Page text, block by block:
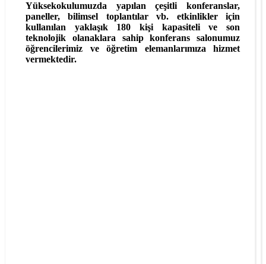
Yüksekokulumuzda yapılan çeşitli konferanslar,
paneller, bilimsel toplantılar vb. etkinlikler için
kullanılan yaklaşık 180 kişi kapasiteli ve son
teknolojik olanaklara sahip konferans salonumuz
öğrencilerimiz ve öğretim elemanlarımıza hizmet
vermektedir.